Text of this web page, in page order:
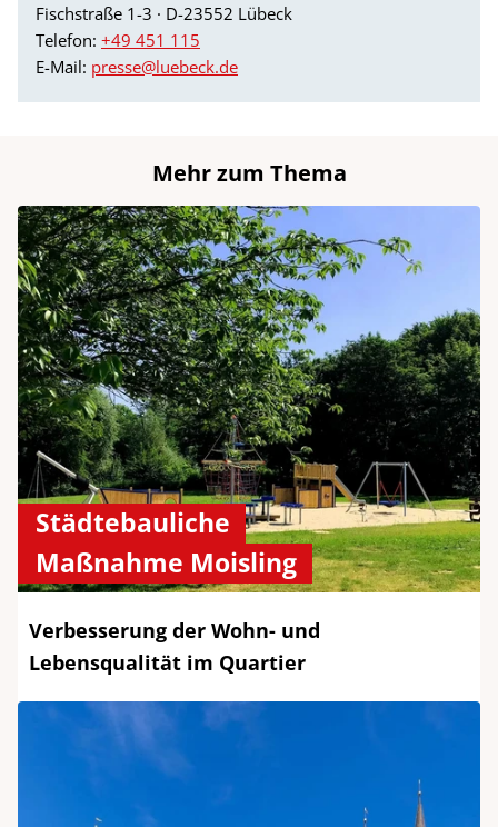
Fischstraße 1-3 · D-23552 Lübeck
Telefon: +49 451 115
E-Mail: presse@luebeck.de
Mehr zum Thema
Städtebauliche
Maßnahme Moisling
Verbesserung der Wohn- und
Lebensqualität im Quartier